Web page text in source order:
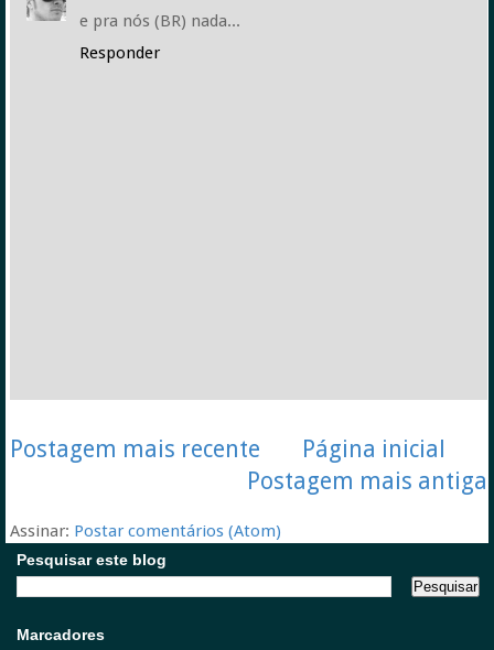
e pra nós (BR) nada...
Responder
Postagem mais recente
Postagem mais antiga
Página inicial
Assinar: Postar comentários (Atom)
Pesquisar este blog
Marcadores